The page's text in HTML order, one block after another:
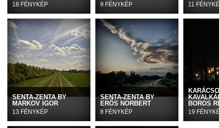
18 FÉNYKÉP 9 FÉNYKÉP 11
SENTA-ZENTA BY
MARKOV IGOR
13 FÉNYKÉP
SENTA-ZENTA BY
ERŐS NORBERT
8 FÉNYKÉP
BOROS
19